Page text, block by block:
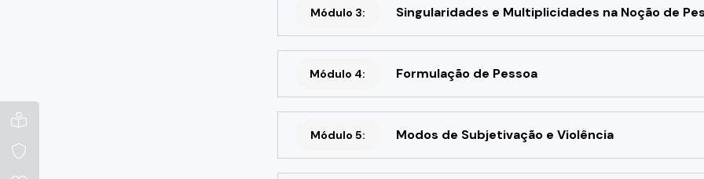
Módulo 3: Singularidades e Multiplicidades na Noção de
Módulo 4: Formulação de Pessoa
Módulo 5: Modos de Subjetivação e Violência